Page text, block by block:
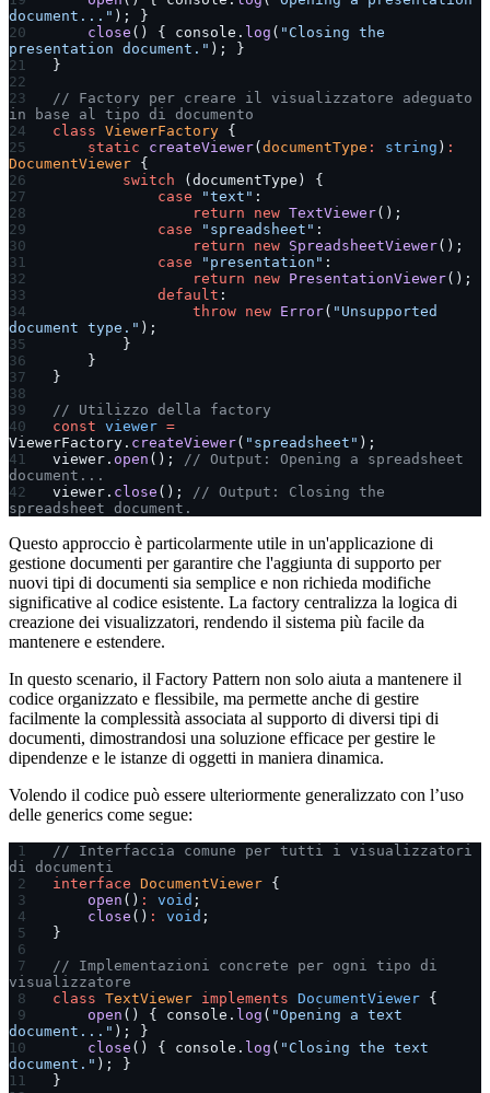
document..." ); }
    close
() { console. log ( "Closing the
presentation document." ); }
}
// Factory per creare il visualizzatore adeguato
in base al tipo di documento
class ViewerFactory {
    static
createViewer(documentType : string ) :
DocumentViewer {
        switch
(documentType) {
            case
"text" :
                return
new TextViewer();
            case
"spreadsheet" :
                return
new SpreadsheetViewer();
            case
"presentation" :
                return
new PresentationViewer();
            default
:
                throw
new Error( "Unsupported
document type." );
        }
    }
}
// Utilizzo della factory
const viewer =
ViewerFactory. createViewer( "spreadsheet" );
viewer. open ();
// Output: Opening a spreadsheet
document...
viewer. close ();
// Output: Closing the
spreadsheet document.
Questo approccio è particolarmente utile in un'applicazione di
gestione documenti per garantire che l'aggiunta di supporto per
nuovi tipi di documenti sia semplice e non richieda modifiche
significative al codice esistente. La factory centralizza la logica di
creazione dei visualizzatori, rendendo il sistema più facile da
mantenere e estendere.
In questo scenario, il Factory Pattern non solo aiuta a mantenere il
codice organizzato e flessibile, ma permette anche di gestire
facilmente la complessità associata al supporto di diversi tipi di
documenti, dimostrandosi una soluzione efficace per gestire le
dipendenze e le istanze di oggetti in maniera dinamica.
Volendo il codice può essere ulteriormente generalizzato con l’uso
delle generics come segue:
// Interfaccia comune per tutti i visualizzatori
di documenti
interface DocumentViewer {
    open
() : void ;
    close
() : void ;
}
// Implementazioni concrete per ogni tipo di
visualizzatore
class TextViewer implements DocumentViewer {
    open
() { console. log ( "Opening a text
document..." ); }
    close
() { console. log ( "Closing the text
document." ); }
}